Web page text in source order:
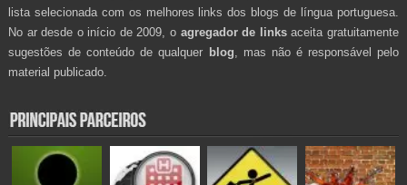
lista selecionada com os melhores links dos blogs de língua portuguesa.
No ar desde o início de 2009, o agregador de linksaceita gratuitamente
sugestões de conteúdo de qualquer blog , mas não é responsável pelo
material publicado.